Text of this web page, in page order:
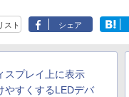
スト シェア
スプレイ上に表示
やすくするLEDデバ